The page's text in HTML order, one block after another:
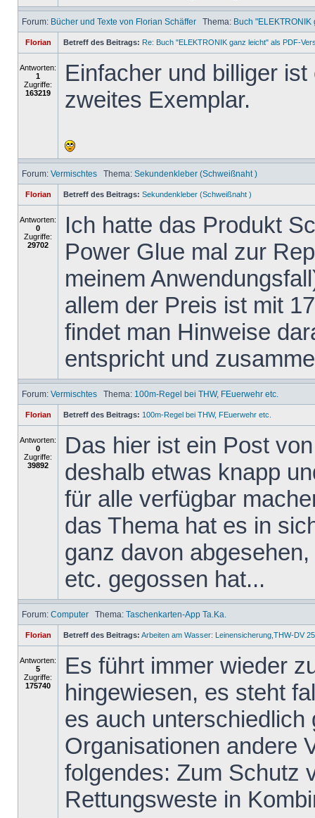
Forum: Bücher und Texte von Florian Schäffer Thema: Buch
Florian Betreff des Beitrags: Re: Buch "ELEKTRONIK ganz leicht" als PDF-
Antworten:
1
Zugriffe:
163219
Einfacher und billiger
zweites Exemplar.
Forum: Vermischtes Thema: Sekundenkleber (Schweißnaht )
Florian Betreff des Beitrags: Sekundenkleber (Schweißnaht )
Antworten:
0
Zugriffe:
29702
Ich hatte das Produkt
Power Glue mal zur
meinem
allem der Preis ist mit
findet man Hinweise
entspricht und
Forum: Vermischtes Thema: 100m-Regel bei THW, FEuerwehr etc.
Florian Betreff des Beitrags: 100m-Regel bei THW, FEuerwehr etc.
Antworten:
0
Zugriffe:
39892
Das hier ist ein Post
deshalb etwas knapp
für alle verfügbar
das Thema hat es in
ganz davon
etc. gegossen hat...
Forum: Computer Thema: Taschenkarten-App Ta.Ka.
Florian Betreff des Beitrags: Arbeiten am Wasser: Leinensicherung,THW-DV
Antworten:
5
Zugriffe:
175740
Es führt immer wieder
hingewiesen, es steht
es auch unterschiedlich
Organisationen andere
folgendes: Zum Schutz
Rettungsweste in